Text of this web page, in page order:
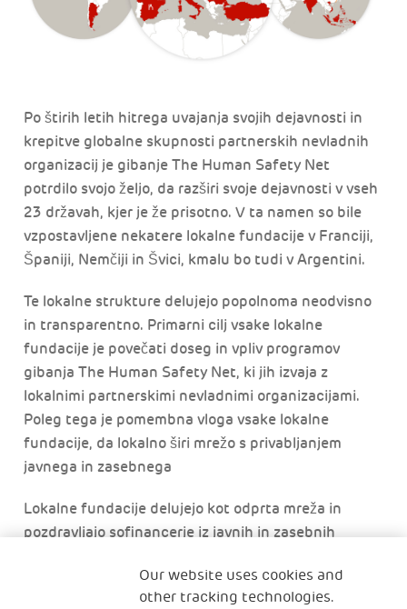
Po štirih letih hitrega uvajanja svojih dejavnosti in
krepitve globalne skupnosti partnerskih nevladnih
organizacij je gibanje The Human Safety Net
potrdilo svojo željo, da razširi svoje dejavnosti v vseh
23 državah, kjer je že prisotno. V ta namen so bile
vzpostavljene nekatere lokalne fundacije v Franciji,
Španiji, Nemčiji in Švici, kmalu bo tudi v Argentini.
Te lokalne strukture delujejo popolnoma neodvisno
in transparentno. Primarni cilj vsake lokalne
fundacije je povečati doseg in vpliv programov
gibanja The Human Safety Net, ki jih izvaja z
lokalnimi partnerskimi nevladnimi organizacijami.
Poleg tega je pomembna vloga vsake lokalne
fundacije, da lokalno širi mrežo s privabljanjem
javnega in zasebnega
Lokalne fundacije delujejo kot odprta mreža in
pozdravljajo sofinancerje iz javnih in zasebnih
Od svoje ustanovitve leta 2017 se je gibanje The
Our website uses cookies and
other tracking technologies.